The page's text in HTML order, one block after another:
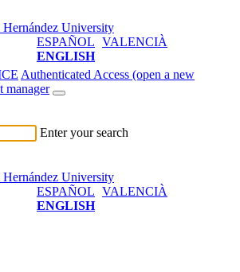
ESPAÑOL VALENCIÀ
ENGLISH
Authenticated Access (open a new
manager
Enter your search
ESPAÑOL VALENCIÀ
ENGLISH